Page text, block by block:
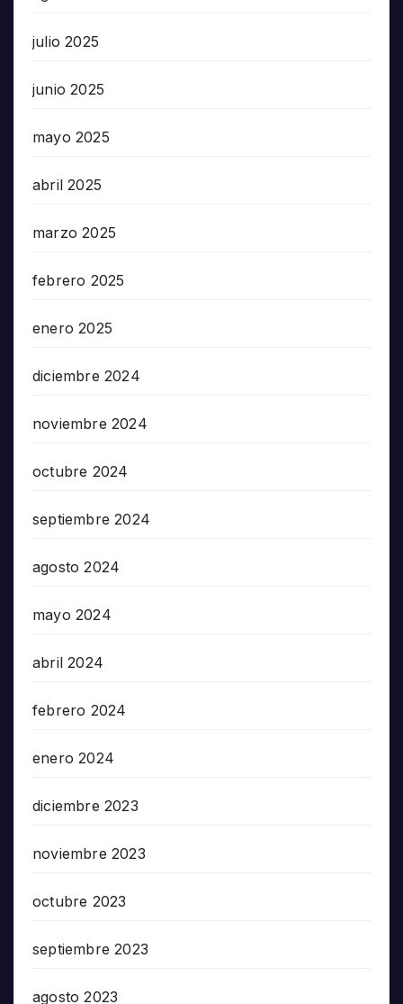
julio 2025
junio 2025
mayo 2025
abril 2025
marzo 2025
febrero 2025
enero 2025
diciembre 2024
noviembre 2024
octubre 2024
septiembre 2024
agosto 2024
mayo 2024
abril 2024
febrero 2024
enero 2024
diciembre 2023
noviembre 2023
octubre 2023
septiembre 2023
agosto 2023